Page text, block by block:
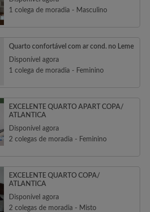
1 colega de moradia - Masculino
Quarto confortável com ar cond. no Leme
Disponível agora
1 colega de moradia - Feminino
EXCELENTE QUARTO APART COPA/
ATLANTICA
Disponível agora
2 colegas de moradia - Feminino
EXCELENTE QUARTO COPA/
ATLANTICA
Disponível agora
2 colegas de moradia - Misto